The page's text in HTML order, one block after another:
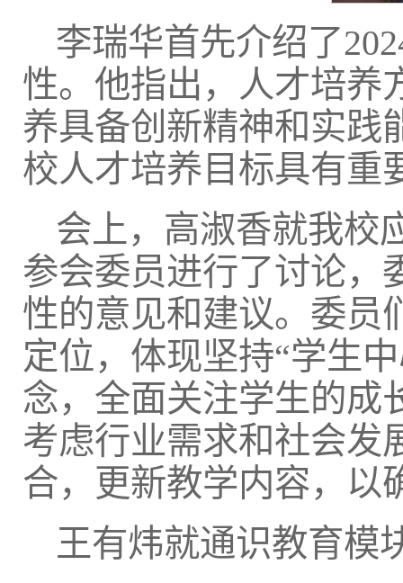
李瑞华首先介绍了
性。他指出，人才培养
养具备创新精神和实践
校人才培养目标具有重
会上，高淑香就我校
参会委员进行了讨论，
性的意见和建议。委员
定位，体现坚持“学生
念，全面关注学生的成
考虑行业需求和社会发
合，更新教学内容，以
王有炜就通识教育模